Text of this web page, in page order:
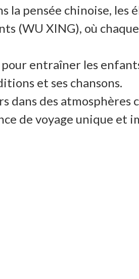
pensée chinoise, les
(WU XING), où
entraîner les
et ses chansons.
dans des
de voyage unique et